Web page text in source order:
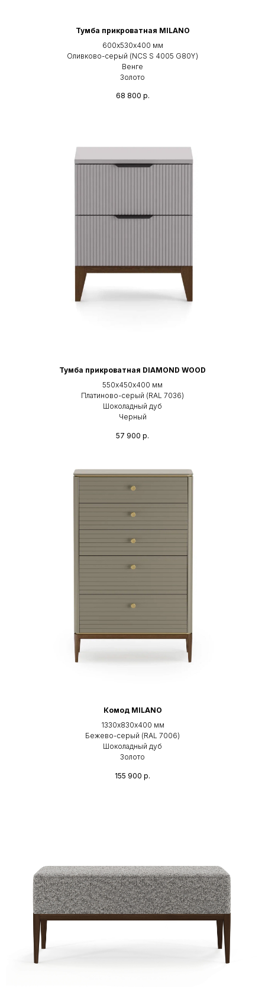
Тумба прикроватная MILANO
600х530х400 мм
Оливково-серый (NCS S 4005 G80Y)
Венге
Золото
68 800 р.
Тумба прикроватная DIAMOND WOOD
550х450х400 мм
Платиново-серый (RAL 7036)
Шоколадный дуб
Черный
57 900 р.
Комод MILANO
1330х830х400 мм
Бежево-серый (RAL 7006)
Шоколадный дуб
Золото
155 900 р.